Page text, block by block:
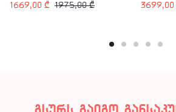
1669,00 ₾ 1975,00₾ 3699,00